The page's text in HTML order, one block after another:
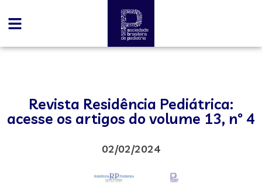
Revista Residência Pediátrica:
acesse os artigos do volume 13, nº 4
02/02/2024